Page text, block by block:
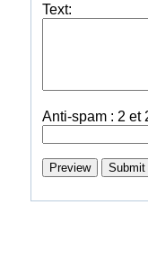
Text:
Anti-spam : 2 et